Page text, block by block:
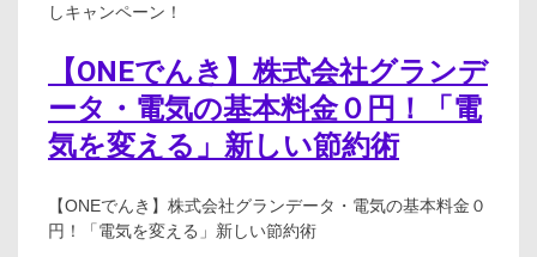
しキャンペーン！
【ONEでんき】株式会社グランデ
ータ・電気の基本料金０円！「電
気を変える」新しい節約術
【ONEでんき】株式会社グランデータ・電気の基本料金０
円！「電気を変える」新しい節約術